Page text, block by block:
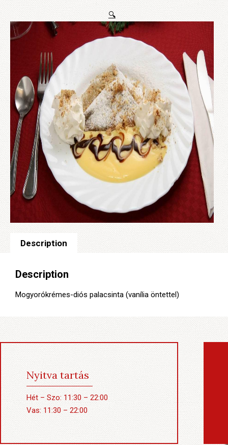
🔍
Description
Description
Mogyorókrémes-diós palacsinta (vanília öntettel)
Nyitva tartás
Hét – Szo: 11:30 – 22:00
Vas: 11:30 – 22:00